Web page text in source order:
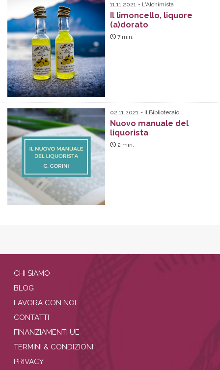
11.11.2021 L'Alchimista
Il limoncello, liquore
(a)dorato
7 min.
02.11.2021 Il Bibliotecaio
Nuovo manuale del
liquorista
2 min.
CHI SIAMO
BLOG
LAVORA CON NOI
CONTATTI
FINANZIAMENTI UE
TERMINI & CONDIZIONI
PRIVACY